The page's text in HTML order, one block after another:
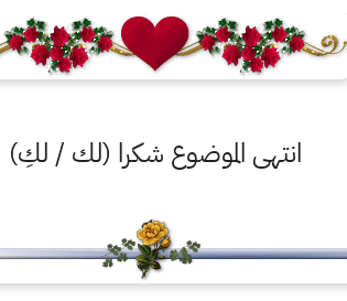
انتهى الموضوع شكرا (لك / لكِ)